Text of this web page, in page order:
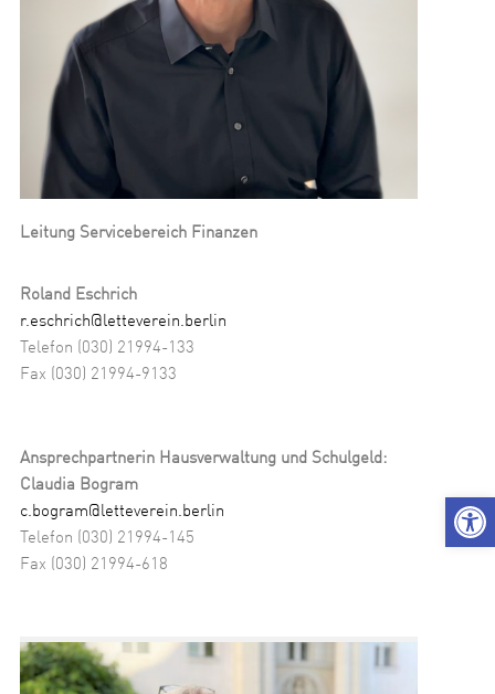
Leitung Servicebereich Finanzen
Roland Eschrich
r.eschrich@letteverein.berlin
Telefon (030) 21994-133
Fax (030) 21994-9133
Ansprechpartnerin Hausverwaltung und Schulgeld:
Claudia Bogram
c.bogram@letteverein.berlin
Telefon (030) 21994-145
Fax (030) 21994-618